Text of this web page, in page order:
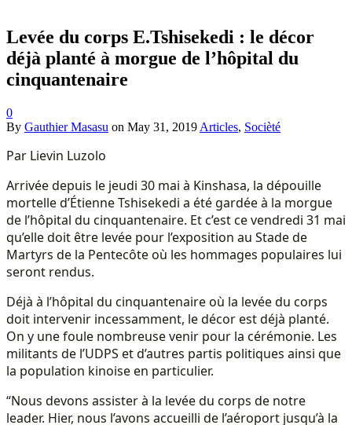
Levée du corps E.Tshisekedi : le décor
déjà planté à morgue de l’hôpital du
cinquantenaire
0
By Gauthier Masasu on May 31, 2019 Articles, Socièté
Par Lievin Luzolo
Arrivée depuis le jeudi 30 mai à Kinshasa, la dépouille
mortelle d’Étienne Tshisekedi a été gardée à la morgue
de l’hôpital du cinquantenaire. Et c’est ce vendredi 31 mai
qu’elle doit être levée pour l’exposition au Stade de
Martyrs de la Pentecôte où les hommages populaires lui
seront rendus.
Déjà à l’hôpital du cinquantenaire où la levée du corps
doit intervenir incessamment, le décor est déjà planté.
On y une foule nombreuse venir pour la cérémonie. Les
militants de l’UDPS et d’autres partis politiques ainsi que
la population kinoise en particulier.
“Nous devons assister à la levée du corps de notre
leader. Hier, nous l’avons accueilli de l’aéroport jusqu’à la